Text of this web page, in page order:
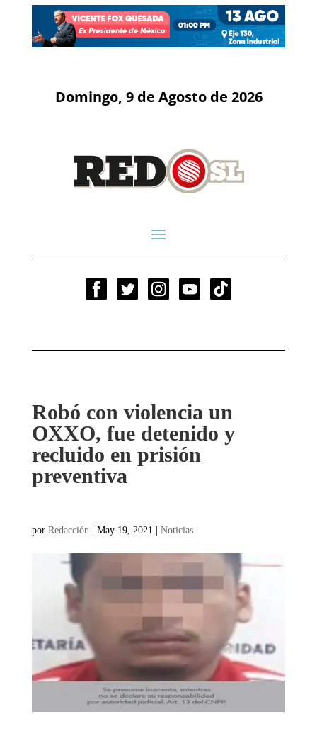
Domingo, 9 de Agosto de 2026
Robó con violencia un
OXXO, fue detenido y
recluido en prisión
preventiva
por Redacción | May 19, 2021 | Noticias